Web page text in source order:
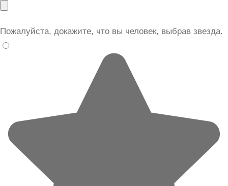
Пожалуйста, докажите, что вы человек, выбрав звезда.